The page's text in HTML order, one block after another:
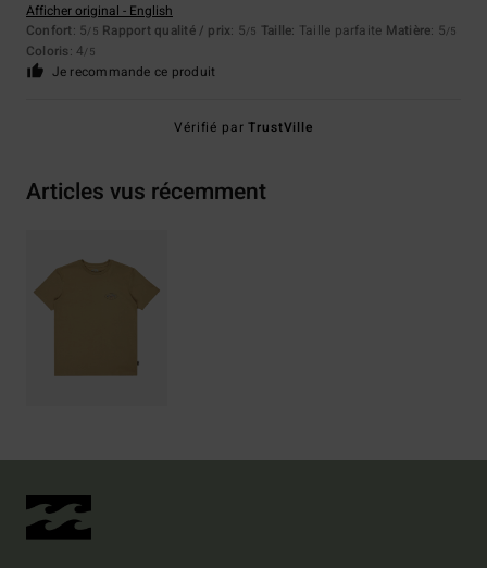
Afficher original - English
Confort: 5/5 Rapport qualité / prix: 5/5 Taille: Taille parfaite Matière: 5/5
Coloris: 4/5
Je recommande ce produit
Vérifié parTrustVille
Articles vus récemment